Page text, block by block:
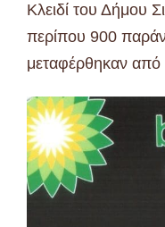
Κλειδί του Δήμου
περίπου 900
μεταφέρθηκαν από